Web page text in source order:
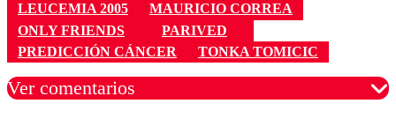
LEUCEMIA 2005
MAURICIO CORREA
ONLY FRIENDS
PARIVED
PREDICCIÓN CÁNCER
TONKA TOMICIC
Ver comentarios